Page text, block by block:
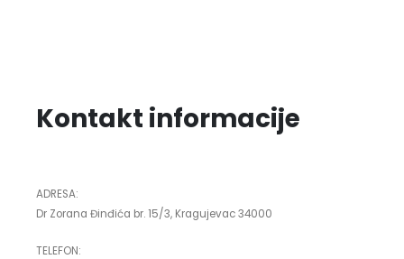
Kontakt informacije
ADRESA:
Dr Zorana Đinđića br. 15/3, Kragujevac 34000
TELEFON: